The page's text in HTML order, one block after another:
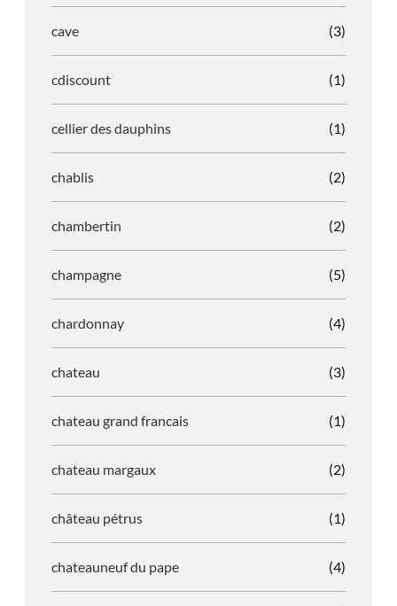
cave (3)
cdiscount (1)
cellier des dauphins (1)
chablis (2)
chambertin (2)
champagne (5)
chardonnay (4)
chateau (3)
chateau grand francais (1)
chateau margaux (2)
château pétrus (1)
chateauneuf du pape (4)